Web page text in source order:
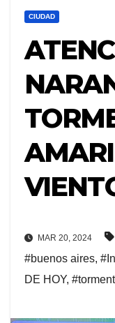
CIUDAD
MAR 20, 2024
#buenos aires,
DE HOY,